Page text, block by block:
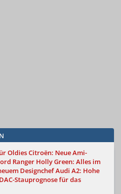
OldiesCitroën: Neue Ami-
Ranger Holly Green: Alles im
DesignchefAudi A2: Hohe
Stauprognose für das